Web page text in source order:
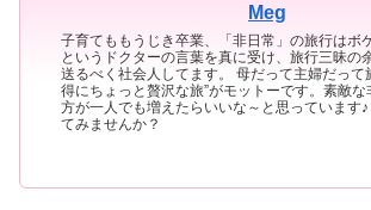
Meg
子育てももうじき卒業、「非日常」の旅行はボ
というドクターの言葉を真に受け、旅行三昧の
送るべく社会人してます。 母だって主婦だって
得にちょっと贅沢な旅”がモットーです。素敵
方が一人でも増えたらいいな～と思っています
てみませんか？